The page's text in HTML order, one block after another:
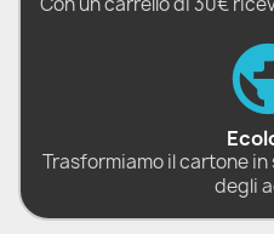
Trasformiamo il cartone
degli